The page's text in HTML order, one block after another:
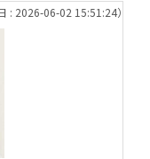
: 2026-06-02 15:51:24）